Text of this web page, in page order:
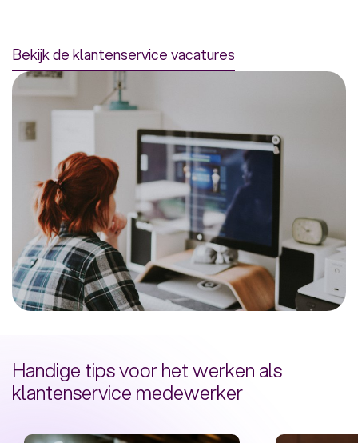
Bekijk de klantenservice vacatures
Handige tips voor het werken als
klantenservice medewerker